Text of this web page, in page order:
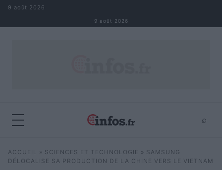
Aller au contenu
9 août 2026
9 août 2026
⌕
Rechercher
ACCUEIL » SCIENCES ET TECHNOLOGIE » SAMSUNG
DÉLOCALISE SA PRODUCTION DE LA CHINE VERS LE VIETNAM